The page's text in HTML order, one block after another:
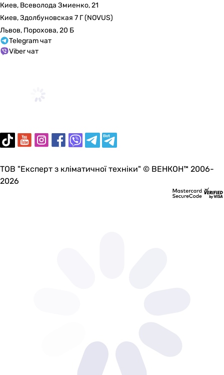
Киев, Всеволода Змиенко, 21
Киев, Здолбуновская 7 Г (NOVUS)
Львов, Порохова, 20 Б
Telegram чат
Viber чат
ТОВ "Експерт з кліматичної техніки" © ВЕНКОН™ 2006-
2026